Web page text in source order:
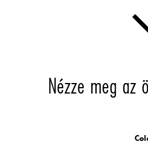
Nézze meg az